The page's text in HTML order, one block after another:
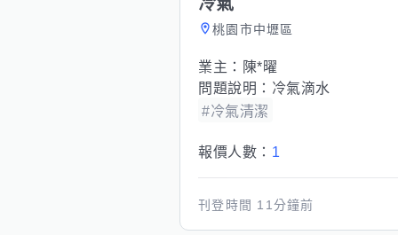
桃園市中壢區
業主：
陳*曜
問題說明： 冷氣滴水
#冷氣清潔
報價人數： 1
刊登時間 11分鐘前